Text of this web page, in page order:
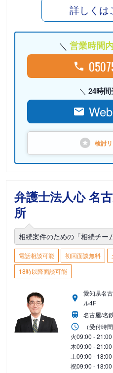
詳しくは
営業時間内
24時
検討
弁護士法人心 名
所
相続案件のための「相続チー
電話相談可能 初回面談無料
18時以降面談可能
愛知県名
ル4F
名古屋/名
（受付時間
火09:00 - 21:00
木09:00 - 21:00
土09:00 - 18:00
祝09:00 - 18:00